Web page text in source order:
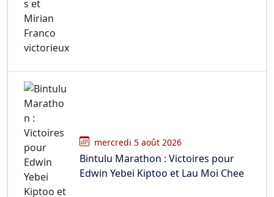
mercredi 5 août 2026
Bintulu Marathon : Victoires pour
Edwin Yebei Kiptoo et Lau Moi Chee